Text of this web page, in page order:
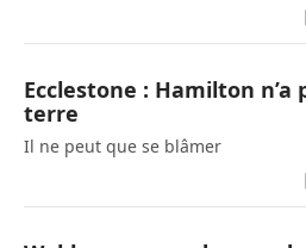
Ecclestone : Hamilton n’a
terre
Il ne peut que se blâmer